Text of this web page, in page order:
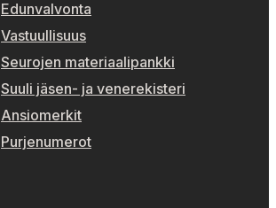
Edunvalvonta
Vastuullisuus
Seurojen materiaalipankki
Suuli jäsen- ja venerekisteri
Ansiomerkit
Purjenumerot